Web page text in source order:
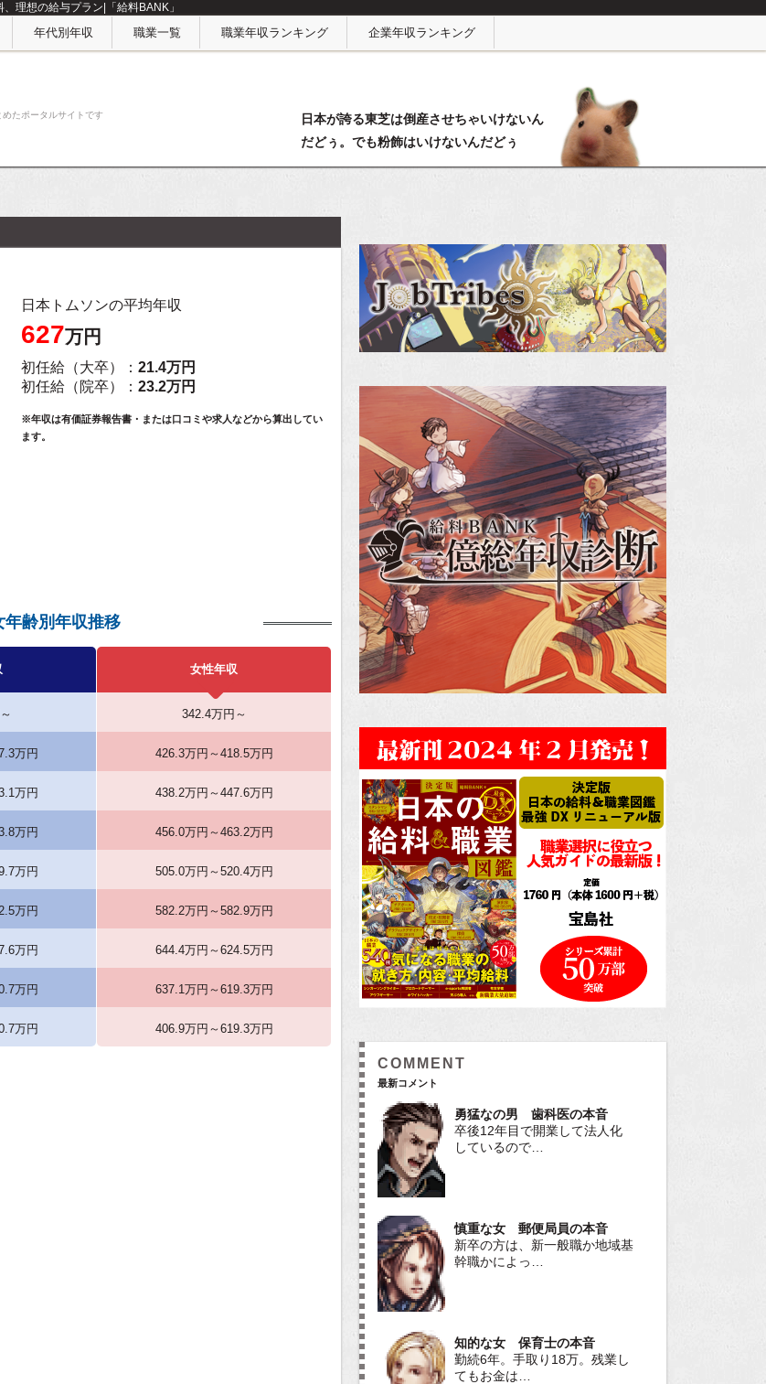
理想の給与プラン|「給料BANK」
年代別年収 職業一覧 職業年収ランキング 企業年収ランキング
たポータルサイトです
日本が誇る東芝は倒産させちゃいけないん
だどぅ。でも粉飾はいけないんだどぅ
日本トムソンの平均年収
627万円
初任給（大卒）： 21.4万円
初任給（院卒）： 23.2万円
※年収は有価証券報告書・または口コミや求人などから算出してい
ます。
年齢別年収推移
女性年収
342.4万円～
万円 426.3万円～418.5万円
万円 438.2万円～447.6万円
万円 456.0万円～463.2万円
万円 505.0万円～520.4万円
万円 582.2万円～582.9万円
万円 644.4万円～624.5万円
万円 637.1万円～619.3万円
万円 406.9万円～619.3万円
COMMENT
最新コメント
勇猛なの男 歯科医の本音
卒後12年目で開業して法人化
しているので…
慎重な女 郵便局員の本音
新卒の方は、新一般職か地域基
幹職かによっ…
知的な女 保育士の本音
勤続6年。手取り18万。残業し
てもお金は…